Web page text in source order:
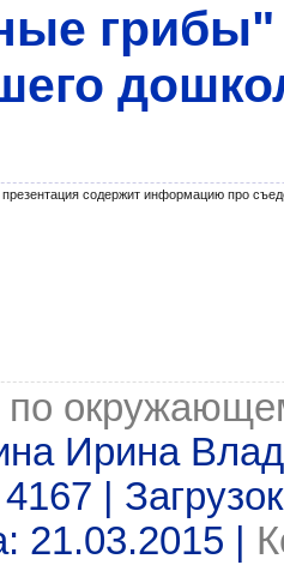
грибы"
презентация содержит информацию про
по
Ирина
|
21.03.2015